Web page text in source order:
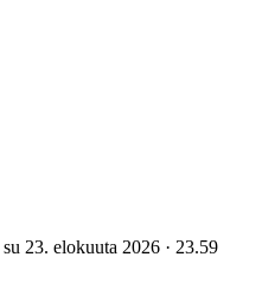
23. elokuuta 2026 · 23.59